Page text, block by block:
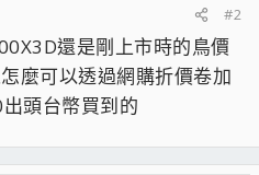
#2
還是剛上市時的鳥價
麼可以透過網購折價卷加
頭台幣買到的